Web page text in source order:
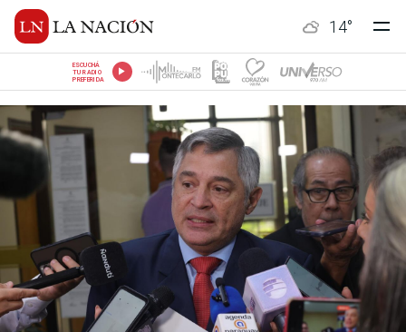
14°
ESCUCHÁ
TU RADIO
PREFERIDA